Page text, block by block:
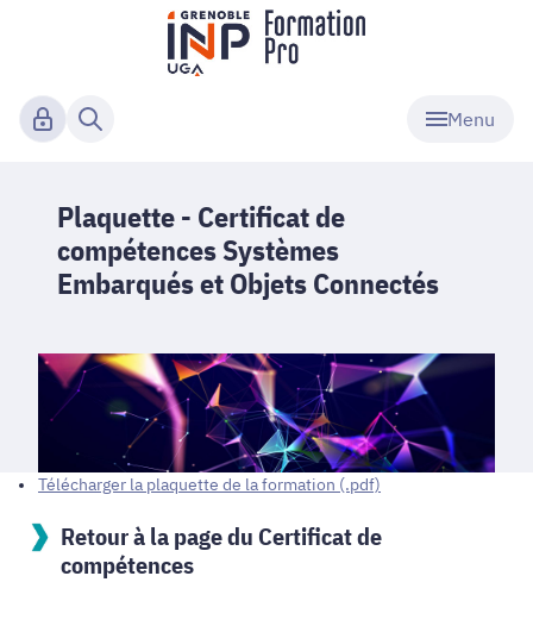
Menu
Plaquette - Certificat de
compétences Systèmes
Embarqués et Objets Connectés
Télécharger la plaquette de la formation (.pdf)
Retour à la page du Certificat de
compétences